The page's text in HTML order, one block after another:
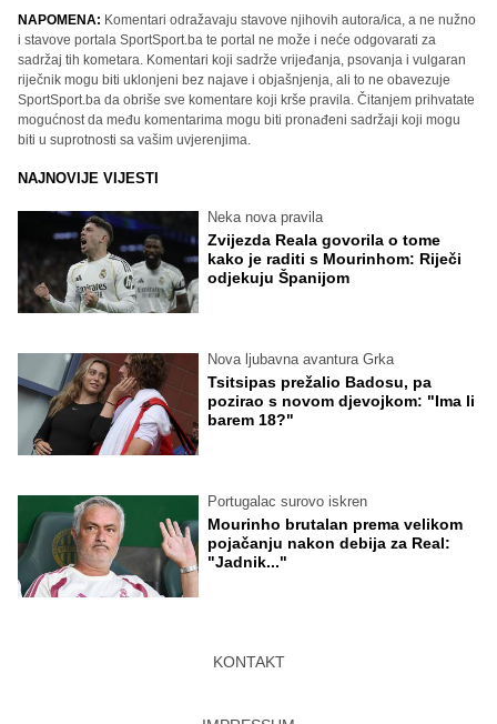
NAPOMENA: Komentari odražavaju stavove njihovih autora/ica, a ne nužno
i stavove portala SportSport.ba te portal ne može i neće odgovarati za
sadržaj tih kometara. Komentari koji sadrže vrijeđanja, psovanja i vulgaran
riječnik mogu biti uklonjeni bez najave i objašnjenja, ali to ne obavezuje
SportSport.ba da obriše sve komentare koji krše pravila. Čitanjem prihvatate
mogućnost da među komentarima mogu biti pronađeni sadržaji koji mogu
biti u suprotnosti sa vašim uvjerenjima.
NAJNOVIJE VIJESTI
Neka nova pravila
Zvijezda Reala govorila o tome
kako je raditi s Mourinhom: Riječi
odjekuju Španijom
Nova ljubavna avantura Grka
Tsitsipas prežalio Badosu, pa
pozirao s novom djevojkom: "Ima li
barem 18?"
Portugalac surovo iskren
Mourinho brutalan prema velikom
pojačanju nakon debija za Real:
"Jadnik..."
KONTAKT